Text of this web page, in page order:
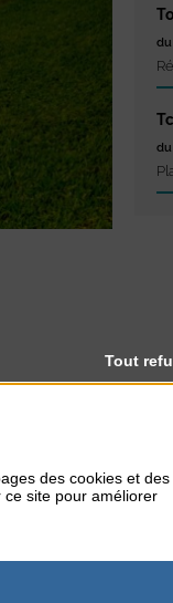
du
des cookies et des
ce site pour améliorer
Tout